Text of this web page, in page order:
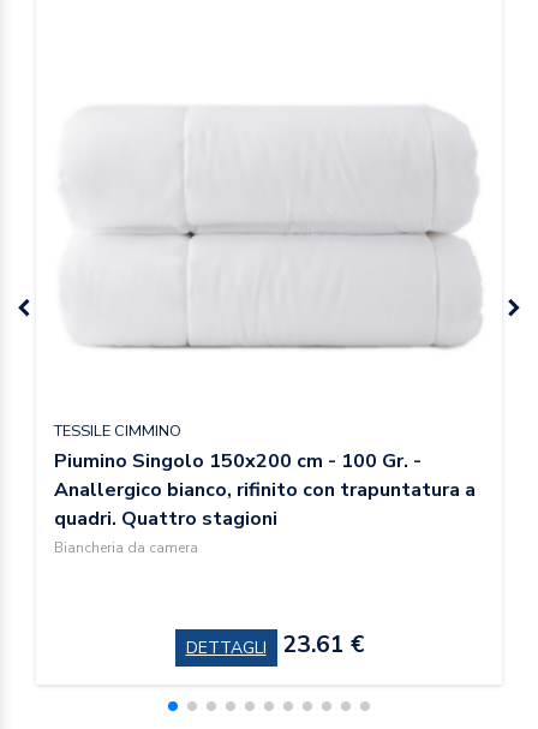
TESSILE CIMMINO
Piumino Singolo 150x200 cm - 100 Gr. -
Anallergico bianco, rifinito con trapuntatura a
quadri. Quattro stagioni
Biancheria da camera
DETTAGLI 23.61 €